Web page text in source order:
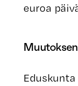
euroa